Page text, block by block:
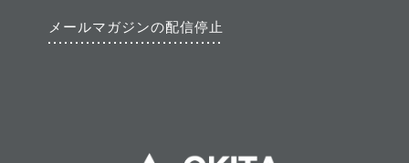
メールマガジンの配信停止